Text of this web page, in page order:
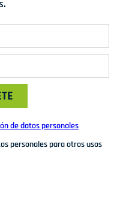
de datos personales
personales para otros usos